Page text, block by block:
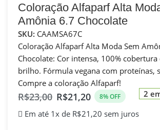
Coloração Alfaparf Alta
Amônia 6.7 Chocolate
SKU: CAAMSA67C
Coloração Alfaparf Alta Moda Sem
Chocolate: Cor intensa, 100%
brilho. Fórmula vegana com proteínas,
Compre a coloração Alfaparf!
R$23,00 R$21,20 8% OFF
Em até 1x de R$21,20 sem juros
2